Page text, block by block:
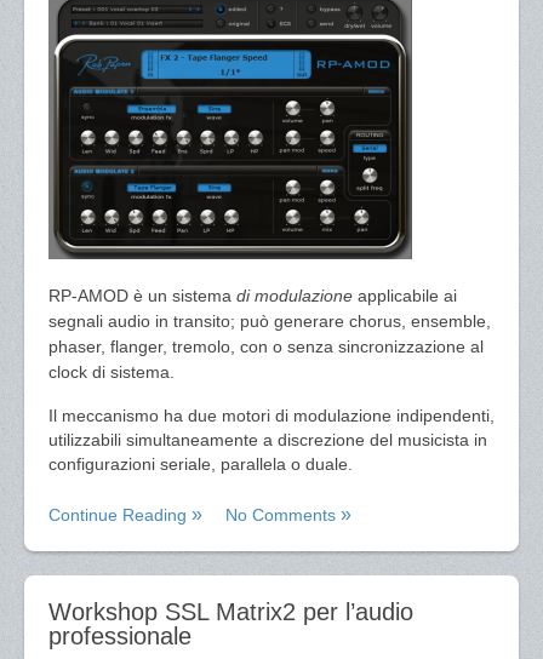
RP-AMOD è un sistema di modulazione applicabile ai
segnali audio in transito; può generare chorus, ensemble,
phaser, flanger, tremolo, con o senza sincronizzazione al
clock di sistema.
Il meccanismo ha due motori di modulazione indipendenti,
utilizzabili simultaneamente a discrezione del musicista in
configurazioni seriale, parallela o duale.
Continue Reading No Comments
Workshop SSL Matrix2 per l’audio
professionale